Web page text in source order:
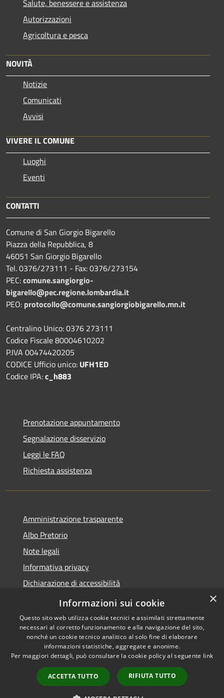
Salute, benessere e assistenza
Autorizzazioni
Agricoltura e pesca
NOVITÀ
Notizie
Comunicati
Avvisi
VIVERE IL COMUNE
Luoghi
Eventi
CONTATTI
Comune di San Giorgio Bigarello
Piazza della Repubblica, 8
46051 San Giorgio Bigarello
Tel. 0376/273111 - Fax: 0376/273154
PEC:comune.sangiorgio-
bigarello@pec.regione.lombardia.it
PEO: protocollo@comune.sangiorgiobigarello.mn.it
Centralino Unico: 0376 273111
Codice Fiscale 80004610202
P.IVA 00474420205
CODICE Ufficio unico: UFH1ED
Codice IPA:c_h883
Prenotazione appuntamento
Segnalazione disservizio
Leggi le FAQ
Richiesta assistenza
Amministrazione trasparente
Albo Pretorio
Note legali
Informativa privacy
Dichiarazione di accessibilità
Obiettivi di accessibilità
Accessibilità
Copyright © 2026 • Comune di
San Giorgio Bigarello •
Powered byMunicipium
Accesso redazione
×
Informazioni sui cookie
Questo sito web utilizza cookie tecnici e assimilati strettamente
necessari al corretto funzionamento e alla navigazione del sito,
nonché un cookie tecnico analitico al solo fine di elaborare
informazioni statistiche, aggregate e anonime.
Per maggiori dettagli, può consultare la cookie policy al seguente link
ACCETTA TUTTO RIFIUTA TUTTO